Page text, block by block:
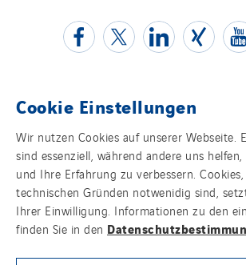
Kontakt
Impressum
Datenschutz
Cookies
Cookie Einstellungen
Wir nutzen Cookies auf unserer Webseite.
sind essenziell, während andere uns
und Ihre Erfahrung zu verbessern.
technischen Gründen notwenidig sind,
Ihrer Einwilligung. Informationen zu den
finden Sie in den